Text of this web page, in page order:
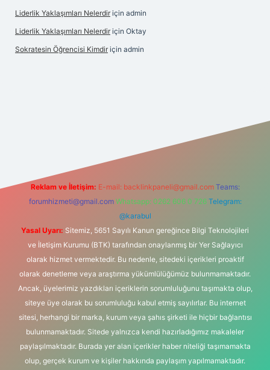
Liderlik Yaklaşımları Nelerdir için admin
Liderlik Yaklaşımları Nelerdir için Oktay
Sokratesin Öğrencisi Kimdir için admin
Reklam ve İletişim: E-mail: backlinkpaneli@gmail.com Teams:
forumhizmeti@gmail.com Whatsapp: 0262 606 0 726 Telegram:
@karabul
Yasal Uyarı: Sitemiz, 5651 Sayılı Kanun gereğince Bilgi Teknolojileri
ve İletişim Kurumu (BTK) tarafından onaylanmış bir Yer Sağlayıcı
olarak hizmet vermektedir. Bu nedenle, sitedeki içerikleri proaktif
olarak denetleme veya araştırma yükümlülüğümüz bulunmamaktadır.
Ancak, üyelerimiz yazdıkları içeriklerin sorumluluğunu taşımakta olup,
siteye üye olarak bu sorumluluğu kabul etmiş sayılırlar. Bu internet
sitesi, herhangi bir marka, kurum veya şahıs şirketi ile hiçbir bağlantısı
bulunmamaktadır. Sitede yalnızca kendi hazırladığımız makaleler
paylaşılmaktadır. Burada yer alan içerikler haber niteliği taşımamakta
olup, gerçek kurum ve kişiler hakkında paylaşım yapılmamaktadır.